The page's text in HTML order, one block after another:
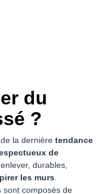
du
?
la dernière tendance
de
durables,
les murs.
sont composés de